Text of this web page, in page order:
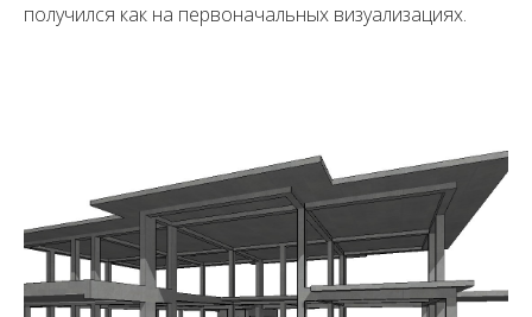
получился как на первоначальных визуализациях.